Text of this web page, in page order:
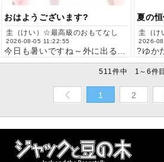
おはようございます?
圭（けい）☆最高級のおもてなし
2026-08-05 11:22:55
夏の
圭（け
2026-
511件中 1～6件目
1 2